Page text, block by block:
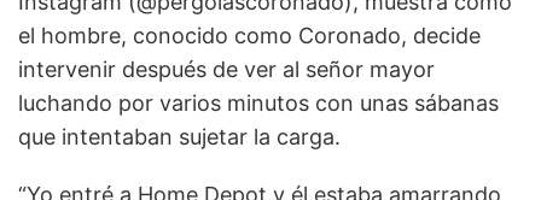
el hombre, conocido como Coronado, decide
intervenir después de ver al señor mayor
luchando por varios minutos con unas sábanas
que intentaban sujetar la carga.